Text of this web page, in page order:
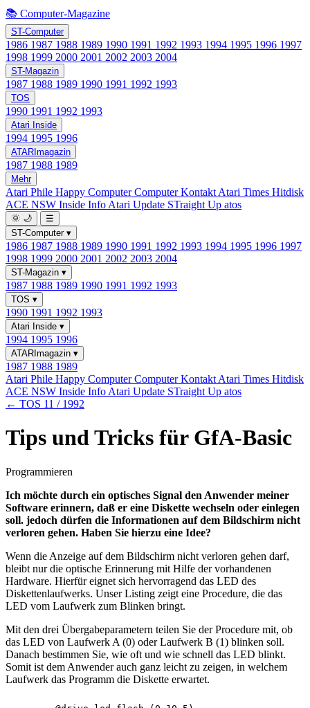
📚 Computer-Magazine
ST-Computer
1986 1987 1988 1989 1990 1991 1992 1993 1994 1995 1996 1997
1998 1999 2000 2001 2002 2003 2004
ST-Magazin
1987 1988 1989 1990 1991 1992 1993
TOS
1990 1991 1992 1993
Atari Inside
1994 1995 1996
ATARImagazin
1987 1988 1989
Mehr
Atari Phile Happy ComputerComputer Kontakt Atari Times Hitdisk
ACE NSW Inside Info Atari Update STraight Up atos
🌞 🌙
☰
ST-Computer ▾
1986 1987 1988 1989 1990 1991 1992 1993 1994 1995 1996 1997
1998 1999 2000 2001 2002 2003 2004
ST-Magazin ▾
1987 1988 1989 1990 1991 1992 1993
TOS ▾
1990 1991 1992 1993
Atari Inside ▾
1994 1995 1996
ATARImagazin ▾
1987 1988 1989
Atari Phile Happy ComputerComputer Kontakt Atari Times Hitdisk
ACE NSW Inside Info Atari Update STraight Up atos
← TOS 11 / 1992
Tips und Tricks für GfA-Basic
Programmieren
Ich möchte durch ein optisches Signal den Anwender meiner
Software erinnern, daß er eine Diskette wechseln oder einlegen
soll. jedoch dürfen die Informationen auf dem Bildschirm nicht
verloren gehen. Haben Sie hierzu eine Idee?
Wenn die Anzeige auf dem Bildschirm nicht verloren gehen darf,
bleibt nur die optische Erinnerung mit Hilfe der vorhandenen
Hardware. Hierfür eignet sich hervorragend das LED des
Diskettenlaufwerks. Unser Listing zeigt eine Procedure, die das
LED vom Laufwerk zum Blinken bringt.
Mit den drei Übergabeparametern teilen Sie der Procedure mit, ob
das LED von Laufwerk A (0) oder Laufwerk B (1) blinken soll.
Danach bestimmen Sie, wie oft und wie schnell das LED blinkt.
Somit ist dem Anwender auch ganz leicht zu zeigen, in welchem
Laufwerk das Programm die Diskette erwartet.